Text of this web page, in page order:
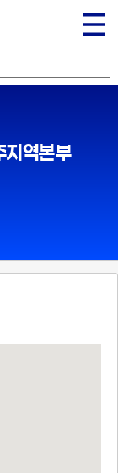
지역본부